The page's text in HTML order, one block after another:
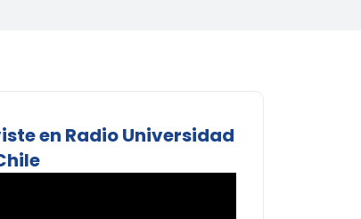
en Radio Universidad